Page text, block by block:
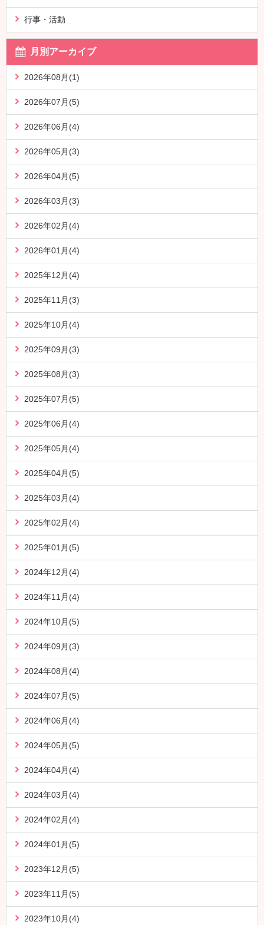
行事・活動
月別アーカイブ
2026年08月(1)
2026年07月(5)
2026年06月(4)
2026年05月(3)
2026年04月(5)
2026年03月(3)
2026年02月(4)
2026年01月(4)
2025年12月(4)
2025年11月(3)
2025年10月(4)
2025年09月(3)
2025年08月(3)
2025年07月(5)
2025年06月(4)
2025年05月(4)
2025年04月(5)
2025年03月(4)
2025年02月(4)
2025年01月(5)
2024年12月(4)
2024年11月(4)
2024年10月(5)
2024年09月(3)
2024年08月(4)
2024年07月(5)
2024年06月(4)
2024年05月(5)
2024年04月(4)
2024年03月(4)
2024年02月(4)
2024年01月(5)
2023年12月(5)
2023年11月(5)
2023年10月(4)